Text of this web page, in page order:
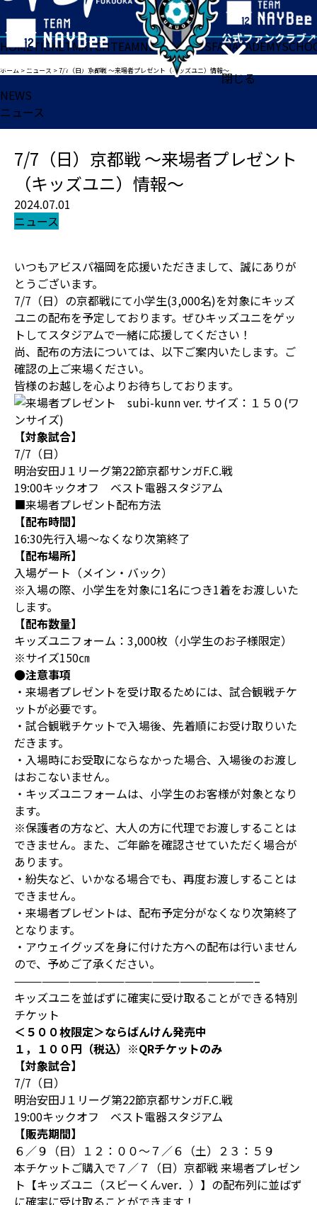
閉じる
HOMETICKETMATCHTEAMNEWSGOODSFANACADEMY
ホーム >ニュース >7/7（日）京都戦 ～来場者プレゼント（キッズユニ）情報～
NEWS
ニュース
7/7（日）京都戦 ～来場者プレゼント
（キッズユニ）情報～
2024.07.01
ニュース
いつもアビスパ福岡を応援いただきまして、誠にありが
とうございます。
7/7（日）の京都戦にて小学生(3,000名)を対象にキッズ
ユニの配布を予定しております。ぜひキッズユニをゲッ
トしてスタジアムで一緒に応援してください！
尚、配布の方法については、以下ご案内いたします。ご
確認の上ご来場ください。
皆様のお越しを心よりお待ちしております。
【対象試合】
7/7（日）
明治安田J１リーグ第22節京都サンガF.C.戦
19:00キックオフ ベスト電器スタジアム
■来場者プレゼント配布方法
【配布時間】
16:30先行入場～なくなり次第終了
【配布場所】
入場ゲート（メイン・バック）
※入場の際、小学生を対象に1名につき1着をお渡しいた
します。
【配布数量】
キッズユニフォーム：3,000枚（小学生のお子様限定）
※サイズ150㎝
●注意事項
・来場者プレゼントを受け取るためには、試合観戦チケ
ットが必要です。
・試合観戦チケットで入場後、先着順にお受け取りいた
だきます。
・入場時にお受取にならなかった場合、入場後のお渡し
はおこないません。
・キッズユニフォームは、小学生のお客様が対象となり
ます。
※保護者の方など、大人の方に代理でお渡しすることは
できません。また、ご年齢を確認させていただく場合が
あります。
・紛失など、いかなる場合でも、再度お渡しすることは
できません。
・来場者プレゼントは、配布予定分がなくなり次第終了
となります。
・アウェイグッズを身に付けた方への配布は行いません
ので、予めご了承ください。
——————————————————————————–
キッズユニを並ばずに確実に受け取ることができる特別
チケット
＜５００枚限定＞ならばんけん発売中
１，１００円（税込）※QRチケットのみ
【対象試合】
7/7（日）
明治安田J１リーグ第22節京都サンガF.C.戦
19:00キックオフ ベスト電器スタジアム
【販売期間】
６／９（日）１２：００～７／６（土）２３：５９
本チケットご購入で７／７（日）京都戦 来場者プレゼン
ト【キッズユニ（スビーくんver．）】の配布列に並ばず
に確実に受け取ることができます！